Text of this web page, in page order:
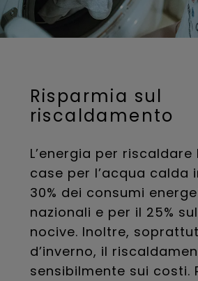
Risparmia sul
riscaldamento
L’energia per
case per l’acqua calda
30% dei consumi
nazionali e per il 25%
nocive. Inoltre,
d’inverno, il
sensibilmente sui costi.